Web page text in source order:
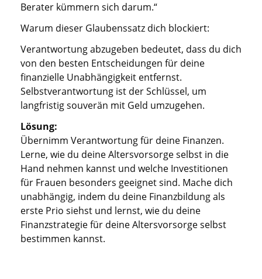
Berater kümmern sich darum.“
Warum dieser Glaubenssatz dich blockiert:
Verantwortung abzugeben bedeutet, dass du dich
von den besten Entscheidungen für deine
finanzielle Unabhängigkeit entfernst.
Selbstverantwortung ist der Schlüssel, um
langfristig souverän mit Geld umzugehen.
Lösung:
Übernimm Verantwortung für deine Finanzen.
Lerne, wie du deine Altersvorsorge selbst in die
Hand nehmen kannst und welche Investitionen
für Frauen besonders geeignet sind. Mache dich
unabhängig, indem du deine Finanzbildung als
erste Prio siehst und lernst, wie du deine
Finanzstrategie für deine Altersvorsorge selbst
bestimmen kannst.